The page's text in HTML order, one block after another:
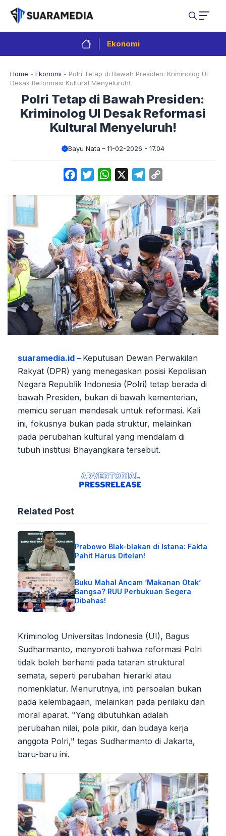
Langsung
isi
Ekonomi
Home - Ekonomi - Polri Tetap di Bawah Presiden: Kriminolog UI
Desak Reformasi Kultural Menyeluruh!
Polri Tetap di Bawah Presiden:
Kriminolog UI Desak Reformasi
Kultural Menyeluruh!
Bayu Nata 11-02-2026 - 17.04
FacebookTwitterWhatsApp Telegram
suaramedia.id – Keputusan Dewan Perwakilan
Rakyat (DPR) yang menegaskan posisi Kepolisian
Negara Republik Indonesia (Polri) tetap berada di
bawah Presiden, bukan di bawah kementerian,
memicu seruan mendesak untuk reformasi. Kali
ini, fokusnya bukan pada struktur, melainkan
pada perubahan kultural yang mendalam di
tubuh institusi Bhayangkara tersebut.
Related Post
Prabowo Blak-blakan di Istana: Fakta
Pahit Harus Ditelan!
Buku Mahal Ancam ‘Makanan Otak’
Bangsa? RUU Perbukuan Segera
Dibahas!
Kriminolog Universitas Indonesia (UI), Bagus
Sudharmanto, menyoroti bahwa reformasi Polri
tidak boleh berhenti pada tataran struktural
semata, seperti perubahan hierarki atau
nomenklatur. Menurutnya, inti persoalan bukan
pada kelembagaan, melainkan pada perilaku dan
moral aparat. "Yang dibutuhkan adalah
perubahan nilai, pola pikir, dan budaya kerja
anggota Polri," tegas Sudharmanto di Jakarta,
baru-baru ini.